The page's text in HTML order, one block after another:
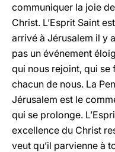
communiquer la joie
Christ. L’Esprit Saint
arrivé à Jérusalem il y
pas un événement
qui nous rejoint, qui
chacun de nous. La
Jérusalem est le
qui se prolonge.
excellence du Christ
veut qu’il parvienne à